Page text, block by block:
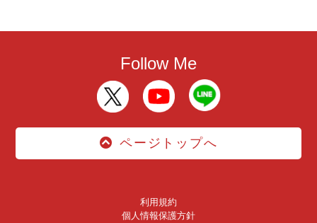
Follow Me
ページトップへ
利用規約
個人情報保護方針